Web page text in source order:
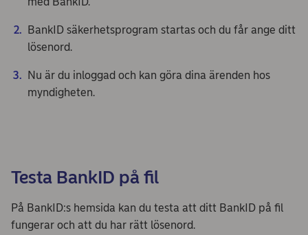
BankID säkerhetsprogram startas och du får ange ditt
lösenord.
Nu är du inloggad och kan göra dina ärenden hos
myndigheten.
Testa BankID på fil
På BankID:s hemsida kan du testa att ditt BankID på fil
fungerar och att du har rätt lösenord.